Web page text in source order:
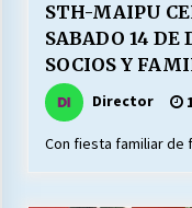
Chile
06/
STH-MAIPU
SABADO 14 DE
SOCIOS Y
Director
Con fiesta familiar de